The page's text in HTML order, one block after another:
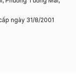
ngày 31/8/2001